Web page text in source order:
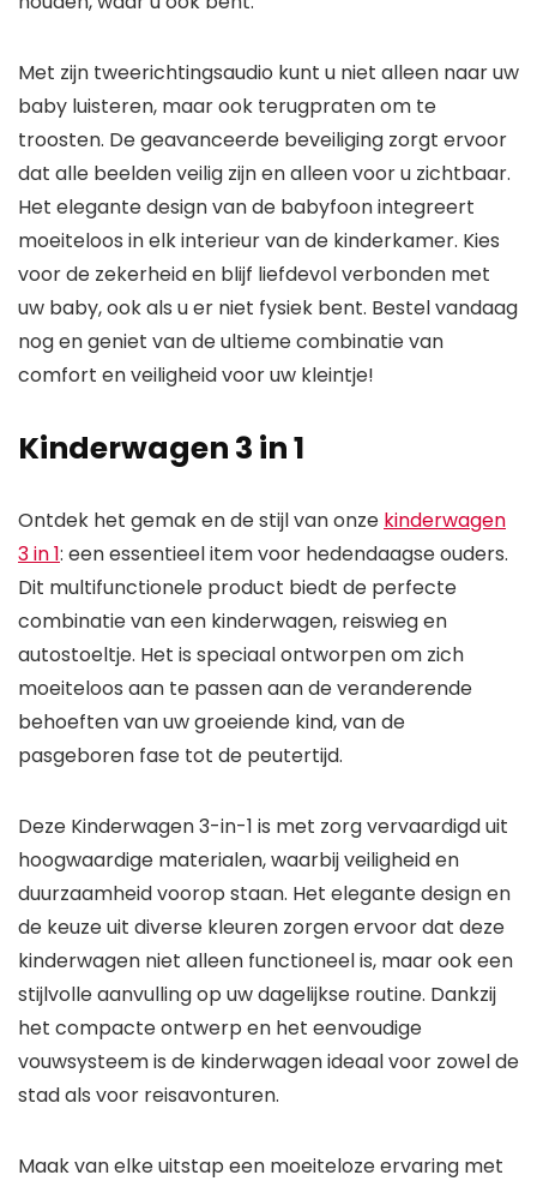
Met zijn tweerichtingsaudio kunt u niet alleen naar uw
baby luisteren, maar ook terugpraten om te
troosten. De geavanceerde beveiliging zorgt ervoor
dat alle beelden veilig zijn en alleen voor u zichtbaar.
Het elegante design van de babyfoon integreert
moeiteloos in elk interieur van de kinderkamer. Kies
voor de zekerheid en blijf liefdevol verbonden met
uw baby, ook als u er niet fysiek bent. Bestel vandaag
nog en geniet van de ultieme combinatie van
comfort en veiligheid voor uw kleintje!
Kinderwagen 3 in 1
Ontdek het gemak en de stijl van onze kinderwagen
3 in 1: een essentieel item voor hedendaagse ouders.
Dit multifunctionele product biedt de perfecte
combinatie van een kinderwagen, reiswieg en
autostoeltje. Het is speciaal ontworpen om zich
moeiteloos aan te passen aan de veranderende
behoeften van uw groeiende kind, van de
pasgeboren fase tot de peutertijd.
Deze Kinderwagen 3-in-1 is met zorg vervaardigd uit
hoogwaardige materialen, waarbij veiligheid en
duurzaamheid voorop staan. Het elegante design en
de keuze uit diverse kleuren zorgen ervoor dat deze
kinderwagen niet alleen functioneel is, maar ook een
stijlvolle aanvulling op uw dagelijkse routine. Dankzij
het compacte ontwerp en het eenvoudige
vouwsysteem is de kinderwagen ideaal voor zowel de
stad als voor reisavonturen.
Maak van elke uitstap een moeiteloze ervaring met